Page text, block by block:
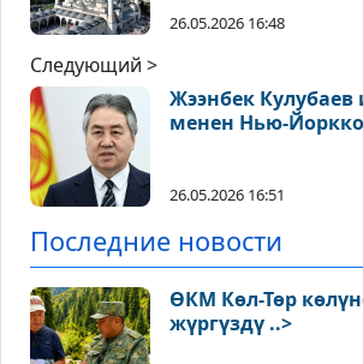
26.05.2026 16:48
Следующий >
Жээнбек
менен Нью-
26.05.2026 16:51
Последние новости
ӨКМ Көл-Төр
жүргүздү ..>